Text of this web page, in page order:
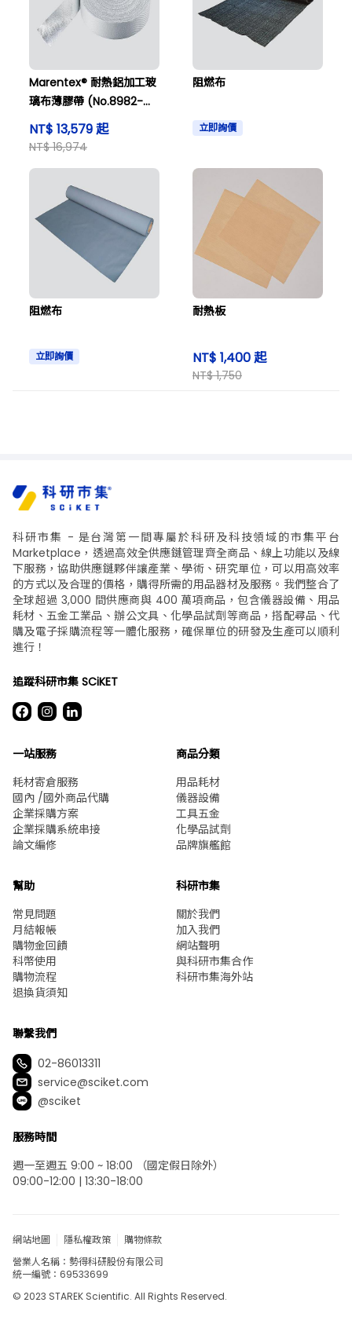
Marentex® 耐熱鋁加工玻
璃布薄膠帶 (No.8982-
100系列)
NT$ 13,579 起
NT$ 16,974
阻燃布
立即詢價
阻燃布
立即詢價
耐熱板
NT$ 1,400 起
NT$ 1,750
科研市集 - 是台灣第一間專屬於科研及科技領域的市集平台
Marketplace，透過高效全供應鏈管理齊全商品、線上功能以及線
下服務，協助供應鏈夥伴讓產業、學術、研究單位，可以用高效率
的方式以及合理的價格，購得所需的用品器材及服務。我們整合了
全球超過 3,000 間供應商與 400 萬項商品，包含儀器設備、用品
耗材、五金工業品、辦公文具、化學品試劑等商品，搭配尋品、代
購及電子採購流程等一體化服務，確保單位的研發及生產可以順利
進行！
追蹤科研市集 SCiKET
一站服務
耗材寄倉服務
國內 /國外商品代購
企業採購方案
企業採購系統串接
論文編修
商品分類
用品耗材
儀器設備
工具五金
化學品試劑
品牌旗艦館
幫助
常見問題
月結報帳
購物金回饋
科幣使用
購物流程
退換貨須知
科研市集
關於我們
加入我們
網站聲明
與科研市集合作
科研市集海外站
聯繫我們
02-86013311
service@sciket.com
@sciket
服務時間
週一至週五 9:00 ~ 18:00 （國定假日除外）
09:00-12:00 | 13:30-18:00
網站地圖 隱私權政策
購物條款
營業人名稱：勢得科研股份有限公司
統一編號：69533699
© 2023 STAREK Scientific. All Rights Reserved.